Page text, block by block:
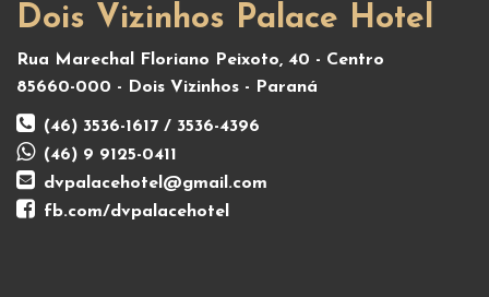
Dois Vizinhos Palace Hotel
Rua Marechal Floriano Peixoto, 40 - Centro
85660-000 - Dois Vizinhos - Paraná
(46) 3536-1617 / 3536-4396
(46) 9 9125-0411
dvpalacehotel@gmail.com
fb.com/dvpalacehotel